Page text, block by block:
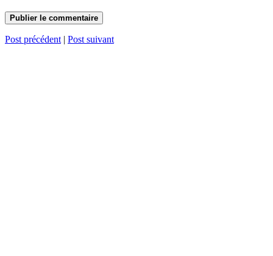
Post précédent | Post suivant